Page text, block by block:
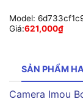
Model:
Giá:621,000₫
SẢN PHẨM
Camera Imou